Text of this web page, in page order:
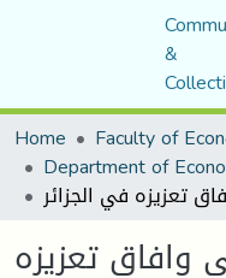
&
Home
Department of
وافاق تعزيزه